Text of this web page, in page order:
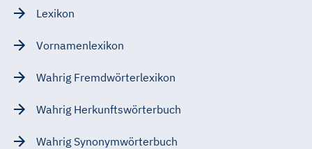
Lexikon
Vornamenlexikon
Wahrig Fremdwörterlexikon
Wahrig Herkunftswörterbuch
Wahrig Synonymwörterbuch